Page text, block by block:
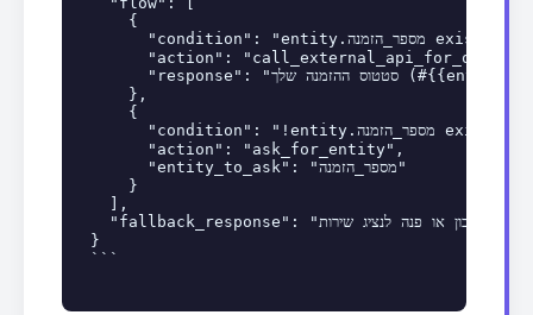
    {
      "condition": "entity.מספר_הזמנה exists",
"action":
      "response": "סטטוס ההזמנה שלך (#{{entity.מספר_הזמנה}}) הוא: {{api_response.status}}. תאריך משוער: {{api_response.delivery_date}}."
    },
    {
      "condition": "!entity.מספר_הזמנה exists",
      "action": "ask_for_entity",
      "entity_to_ask": "מספר_הזמנה"
    }
  ],
  "fallback_response": "אני מצטער, לא הצלחתי למצוא את פרטי ההזמנה עם המספר הזה. אנא וודא שהמספר נכון או פנה לנציג שירות."
```